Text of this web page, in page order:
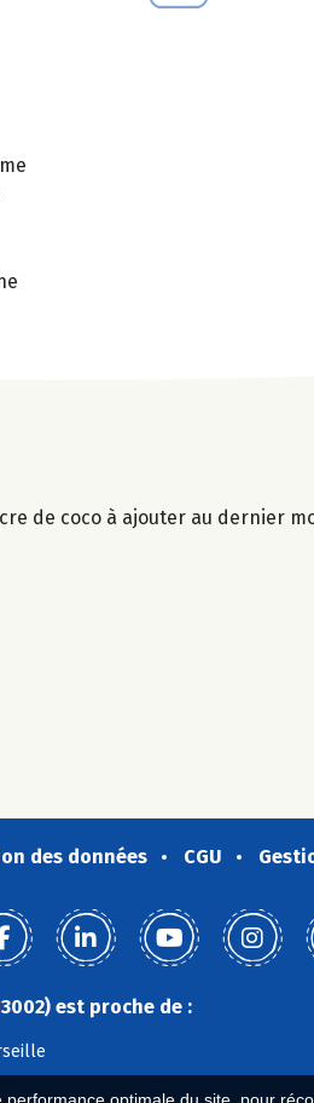
de coco à ajouter au dernier
des données CGU
est proche de :